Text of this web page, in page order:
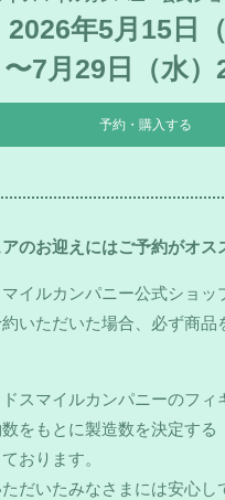
2026年5月15日（
〜7月29日（水）
予約・購入する
のお迎えにはご予約がオス
イルカンパニー公式ショッ
いただいた場合、必ず商品
ドスマイルカンパニーのフィ
をもとに製造数を決定する
おります。
だいたみなさまには安心し